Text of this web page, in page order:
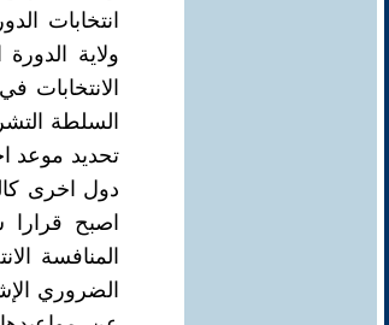
الانتخابات
السلطة
تحديد موعد
دول اخرى
اصبح
المنافسة
الضروري